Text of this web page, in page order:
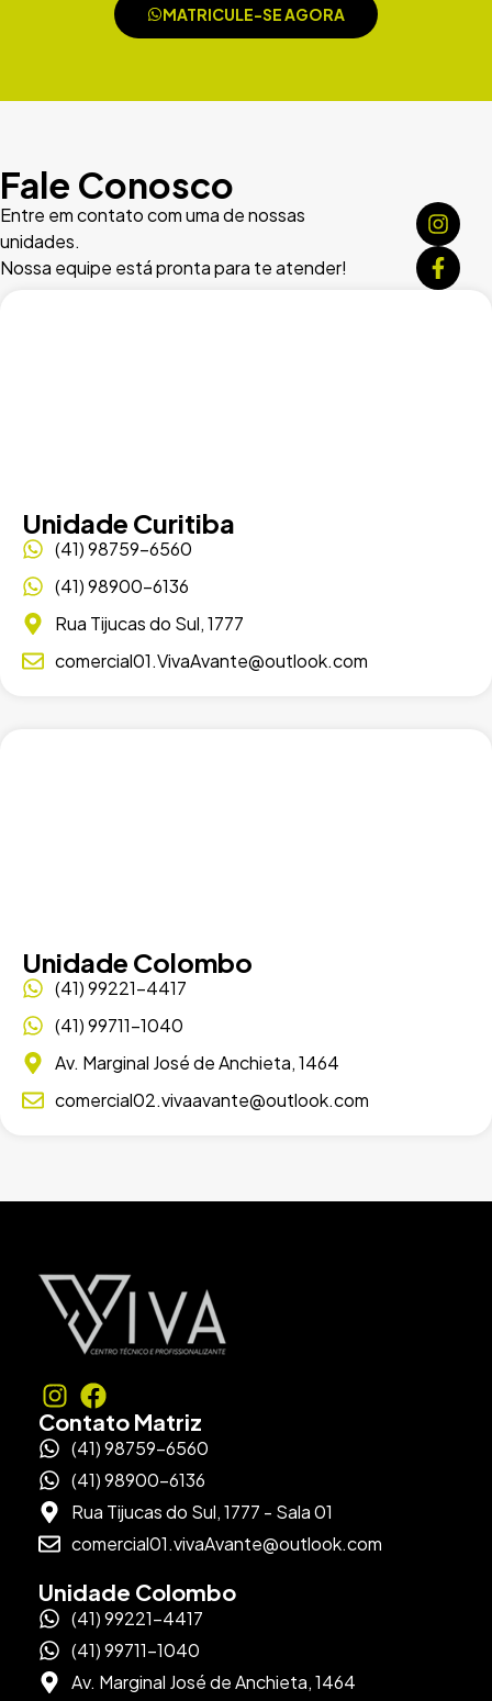
MATRICULE-SE AGORA
Fale Conosco
Entre em contato com uma de nossas
unidades.
Nossa equipe está pronta para te atender!
Unidade Curitiba
(41) 98759-6560
(41) 98900-6136
Rua Tijucas do Sul, 1777
comercial01.VivaAvante@outlook.com
Unidade Colombo
(41) 99221-4417
(41) 99711-1040
Av. Marginal José de Anchieta, 1464
comercial02.vivaavante@outlook.com
Contato Matriz
(41) 98759-6560
(41) 98900-6136
Rua Tijucas do Sul, 1777 - Sala 01
comercial01.vivaAvante@outlook.com
Unidade Colombo
(41) 99221-4417
(41) 99711-1040
Av. Marginal José de Anchieta, 1464